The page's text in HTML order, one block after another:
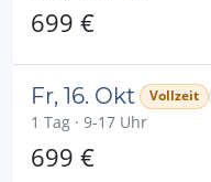
699 €
Fr, 16. Okt Vollzeit
1 Tag · 9-17 Uhr
699 €